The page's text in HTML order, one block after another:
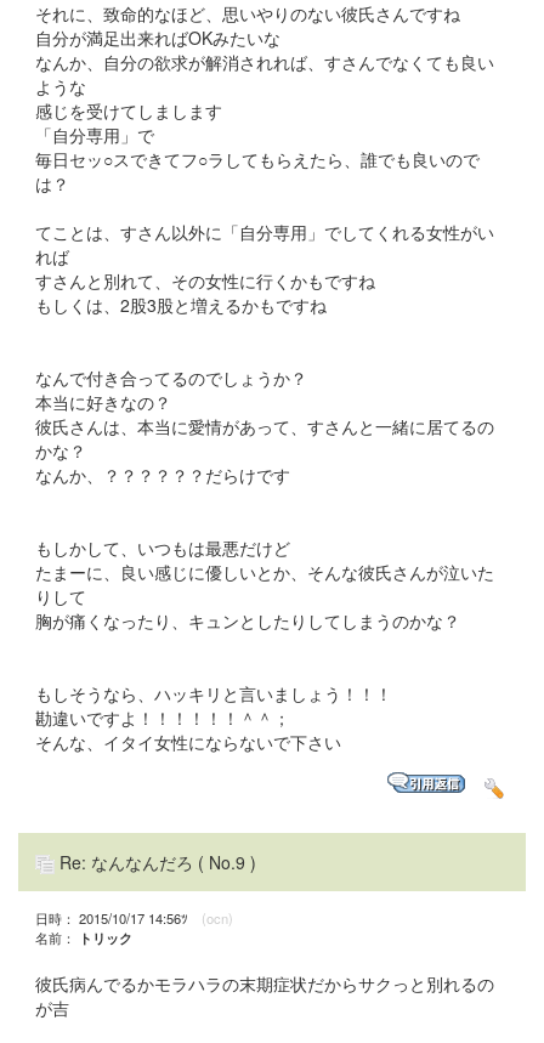
それに、致命的なほど、思いやりのない彼氏さんですね
自分が満足出来ればOKみたいな
なんか、自分の欲求が解消されれば、すさんでなくても良い
ような
感じを受けてしまします
「自分専用」で
毎日セッ○スできてフ○ラしてもらえたら、誰でも良いので
は？
てことは、すさん以外に「自分専用」でしてくれる女性がい
れば
すさんと別れて、その女性に行くかもですね
もしくは、2股3股と増えるかもですね
なんで付き合ってるのでしょうか？
本当に好きなの？
彼氏さんは、本当に愛情があって、すさんと一緒に居てるの
かな？
なんか、？？？？？？だらけです
もしかして、いつもは最悪だけど
たまーに、良い感じに優しいとか、そんな彼氏さんが泣いた
りして
胸が痛くなったり、キュンとしたりしてしまうのかな？
もしそうなら、ハッキリと言いましょう！！！
勘違いですよ！！！！！！＾＾；
そんな、イタイ女性にならないで下さい
Re: なんなんだろ ( No.9 )
日時： 2015/10/17 14:56ﾂ (ocn)
名前：
トリック
彼氏病んでるかモラハラの末期症状だからサクっと別れるの
が吉